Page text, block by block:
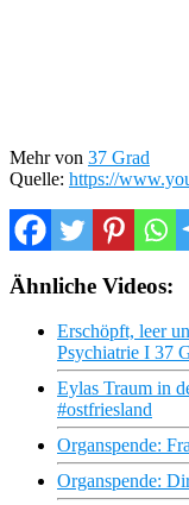
Mehr von 37 Grad
Quelle: https://
Ähnliche Videos:
Erschöpft, leer
Psychiatrie I 37
Eylas Traum in
#ostfriesland
Organspende:
Organspende: